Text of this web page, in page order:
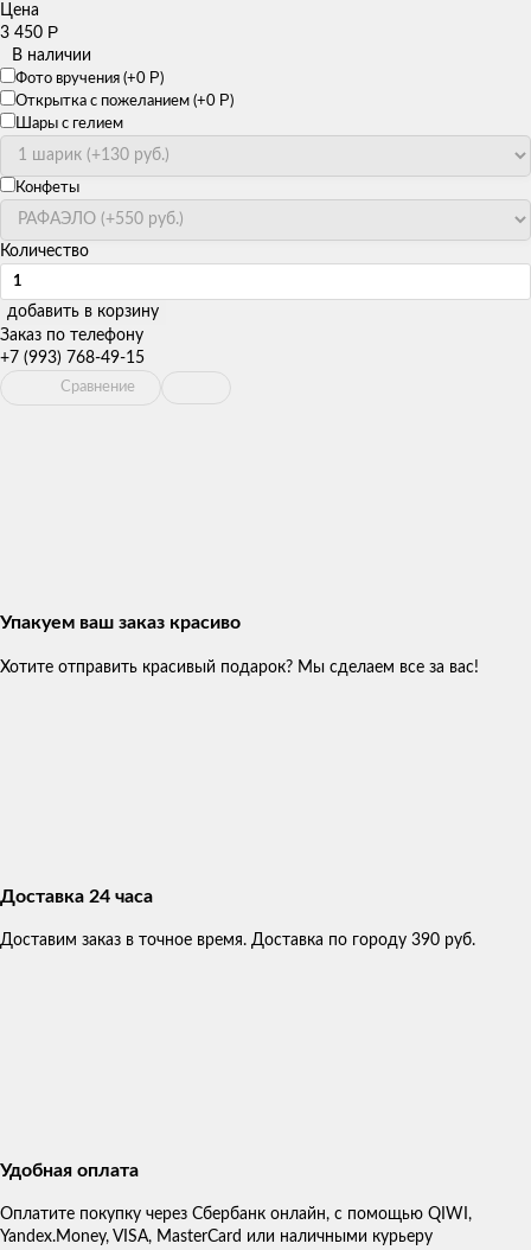
Цена
3 450 Р
В наличии
Фото вручения (+0 Р)
Открытка с пожеланием (+0 Р)
Шары с гелием
Конфеты
Количество
добавить в корзину
Заказ по телефону
+7 (993) 768-49-15
Сравнение
Упакуем ваш заказ красиво
Хотите отправить красивый подарок? Мы сделаем все за вас!
Доставка 24 часа
Доставим заказ в точное время. Доставка по городу 390 руб.
Удобная оплата
Оплатите покупку через Сбербанк онлайн, с помощью QIWI,
Yandex.Money, VISA, MasterCard или наличными курьеру